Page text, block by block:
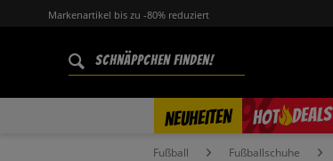
Markenartikel bis zu -80% reduziert
NEUHEITEN HOT DEALS
%
Fußball Fußballschuhe